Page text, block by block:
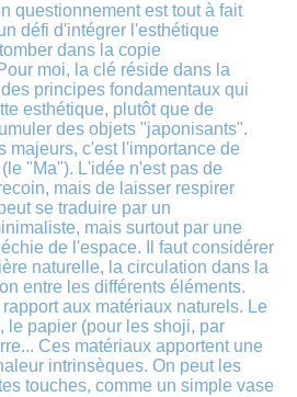
questionnement est tout à fait
défi d'intégrer l'esthétique
dans la copie
moi, la clé réside dans la
principes fondamentaux qui
esthétique, plutôt que de
des objets "japonisants".
majeurs, c'est l'importance de
"Ma"). L'idée n'est pas de
mais de laisser respirer
se traduire par un
mais surtout par une
de l'espace. Il faut considérer
naturelle, la circulation dans la
entre les différents éléments.
aux matériaux naturels. Le
le papier (pour les shoji, par
Ces matériaux apportent une
intrinsèques. On peut les
touches, comme un simple vase